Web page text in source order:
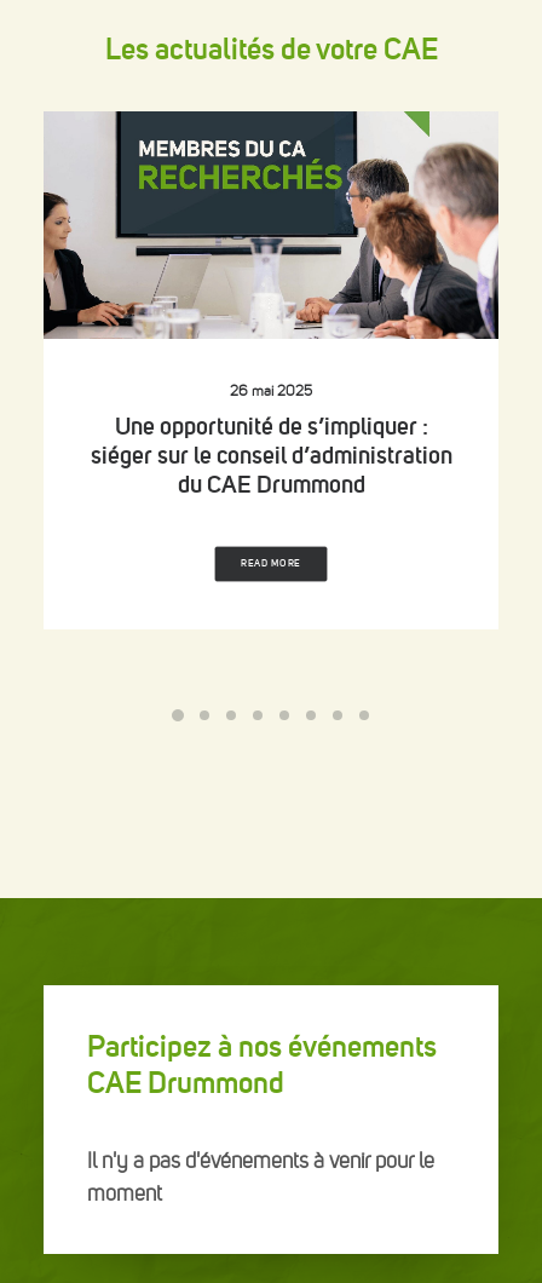
Les actualités de votre CAE
26 mai 2025
Une opportunité de s’impliquer :
siéger sur le conseil d’administration
du CAE Drummond
READ MORE
Participez à nos événements
CAE Drummond
Il n'y a pas d'événements à venir pour le
moment